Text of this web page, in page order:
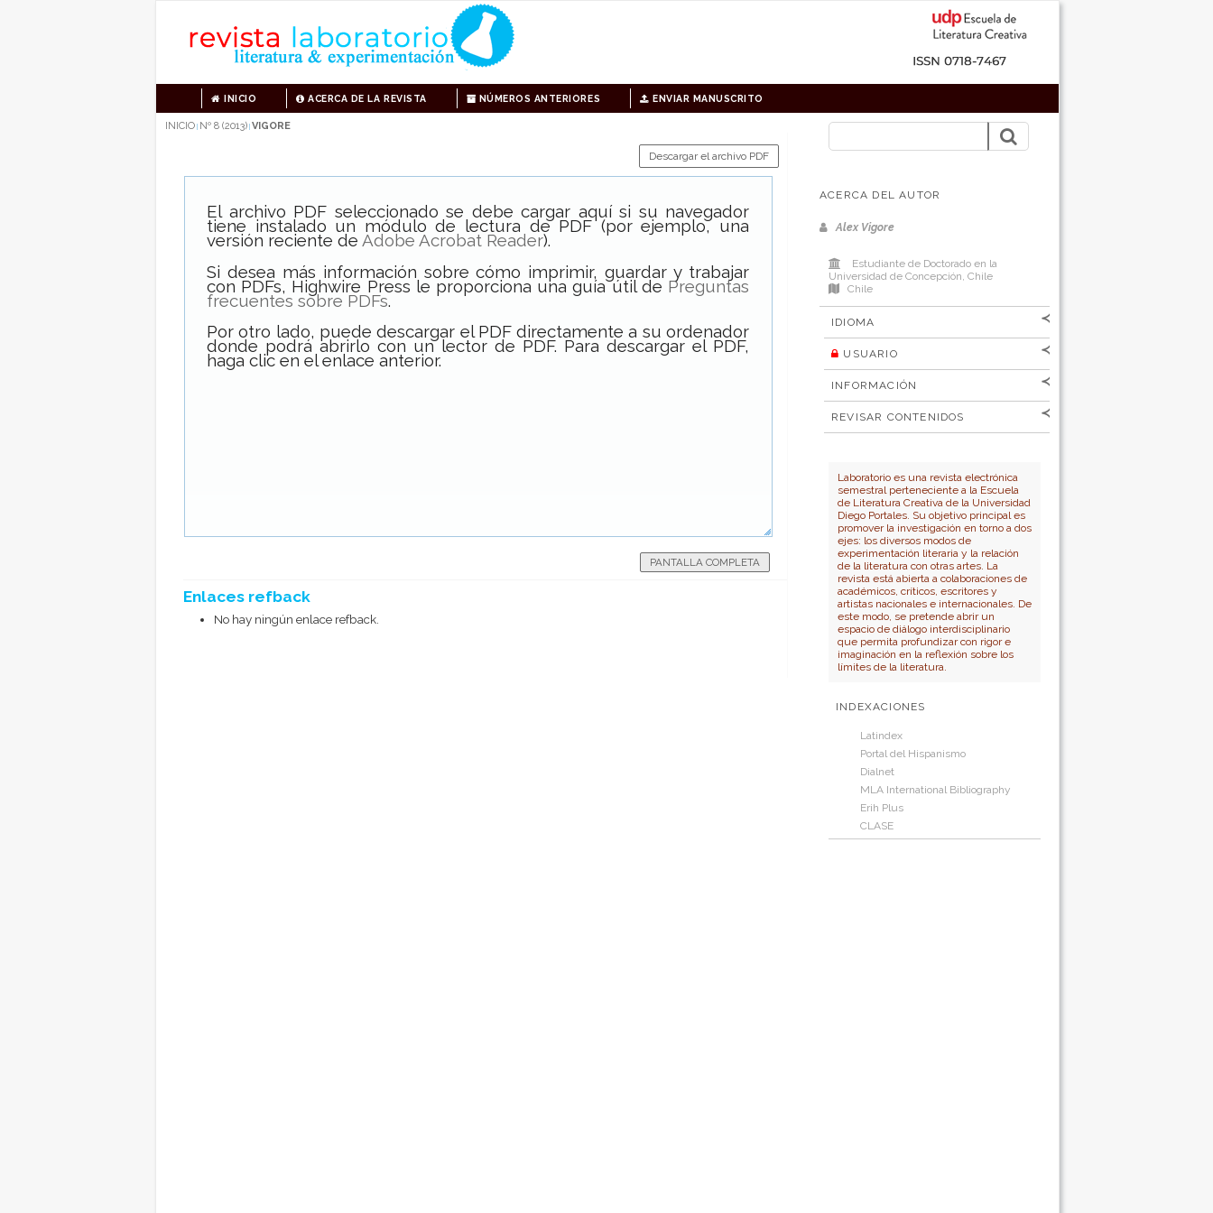
INICIO ACERCA DE LA REVISTA NÚMEROS ANTERIORES ENVIAR MANUSCRITO
ACERCA DEL AUTOR
Alex Vigore
Estudiante de Doctorado en la
Universidad de Concepción, Chile
Chile
IDIOMA
[Español
USUARIO
Nombre de
usuario
Contraseña
INFORMACIÓN
Para lectores/as
Para autores
REVISAR CONTENIDOS
Autor
Título
Laboratorio es una revista electrónica
semestral perteneciente a la Escuela
de Literatura Creativa de la Universidad
Diego Portales. Su objetivo principal es
promover la investigación en torno a dos
ejes: los diversos modos de
experimentación literaria y la relación
de la literatura con otras artes. La
revista está abierta a colaboraciones de
académicos, críticos, escritores y
artistas nacionales e internacionales. De
este modo, se pretende abrir un
espacio de diálogo interdisciplinario
que permita profundizar con rigor e
imaginación en la reflexión sobre los
límites de la literatura.
INDEXACIONES
Latindex
Portal del Hispanismo
Dialnet
MLA International Bibliography
Erih Plus
CLASE
INICIO | Nº 8 (2013) | VIGORE
Descargar el archivo PDF
El archivo PDF seleccionado se debe cargar aquí si su navegador
tiene instalado un módulo de lectura de PDF (por ejemplo, una
versión reciente de Adobe Acrobat Reader).
Si desea más información sobre cómo imprimir, guardar y trabajar
con PDFs, Highwire Press le proporciona una guía útil de Preguntas
frecuentes sobre PDFs.
Por otro lado, puede descargar el PDF directamente a su ordenador
donde podrá abrirlo con un lector de PDF. Para descargar el PDF,
haga clic en el enlace anterior.
PANTALLA COMPLETA
Enlaces refback
No hay ningún enlace refback.